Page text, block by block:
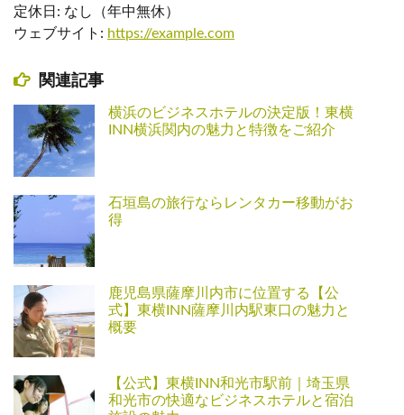
定休日: なし（年中無休）
ウェブサイト: https://example.com
関連記事
横浜のビジネスホテルの決定版！東横
INN横浜関内の魅力と特徴をご紹介
石垣島の旅行ならレンタカー移動がお
得
鹿児島県薩摩川内市に位置する【公
式】東横INN薩摩川内駅東口の魅力と
概要
【公式】東横INN和光市駅前｜埼玉県
和光市の快適なビジネスホテルと宿泊